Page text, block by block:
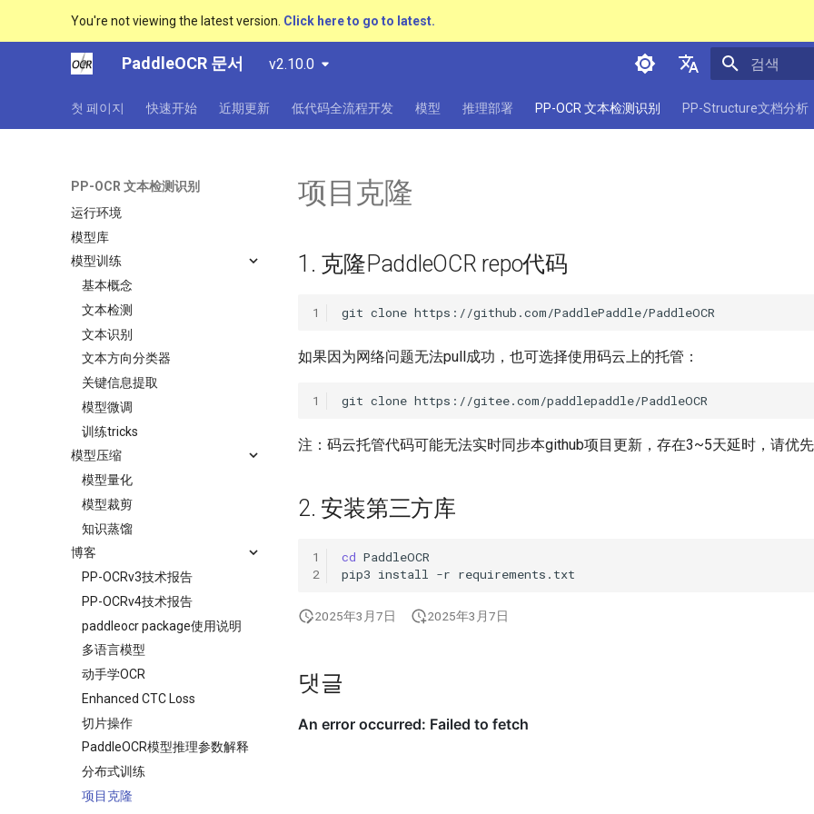
You're not viewing the latest version. Click here to go to latest.
PaddleOCR 문서 v2.10.0
简体中文
첫 페이지 快速开始 近期更新 低代码全流程开发 模型 推理部署 PP-OCR 文本检测识别 PP-Structure文档分析
PP-OCR 文本检测识别
概述
效果展示
运行环境
模型库
模型训练
基本概念
文本检测
文本识别
文本方向分类器
关键信息提取
模型微调
训练tricks
模型压缩
模型量化
模型裁剪
知识蒸馏
博客
PP-OCRv3技术报告
PP-OCRv4技术报告
paddleocr package使用说明
多语言模型
动手学OCR
Enhanced CTC Loss
切片操作
PaddleOCR模型推理参数解释
分布式训练
项目克隆
项目克隆
1. 克隆PaddleOCR repo代码
1 git clone
如果因为网络问题无法pull成功，也可选择使用码云上的托管：
1 git clone
注：码云托管代码可能无法实时同步本github项目更新，存在3~5天延时，请优先
2. 安装第三方库
1
2
cd
pip3 install -r
2025年3月7日 2025年3月7日
댓글